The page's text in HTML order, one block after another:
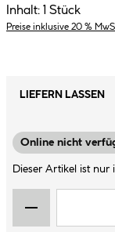
Inhalt: 1 Stück
Preise inklusive 20 %
LIEFERN LASSEN
Online nicht
Dieser Artikel ist nur